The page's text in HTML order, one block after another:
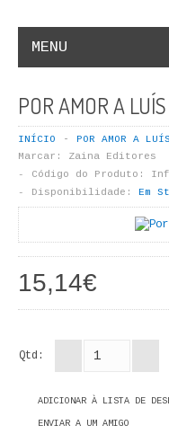
MENU
COSMOS INFANTIL
COLEÇÃO
LIVROS DE
ANTROPOLOGIA E
ARQUITECTURA
POR AMOR A
INÍCIO
POR AMOR A
Marcar:
Zaina Editores
Código do Produto:
Disponibilidade:
Em
15,14€
Qtd:
ADICIONAR À LISTA DE
ENVIAR A UM AMIGO